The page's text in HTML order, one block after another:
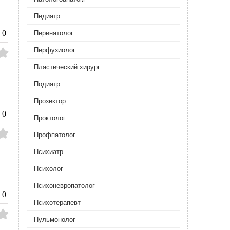
0
0
0
Педиатр
Перинатолог
Перфузиолог
Пластический хирург
Подиатр
Прозектор
Проктолог
Профпатолог
Психиатр
Психолог
Психоневропатолог
Психотерапевт
Пульмонолог